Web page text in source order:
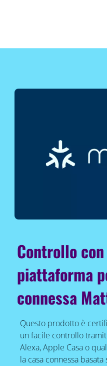
Controllo
piattaforma
connessa
Questo prodotto è
un facile controllo
Alexa, Apple Casa o
la casa connessa